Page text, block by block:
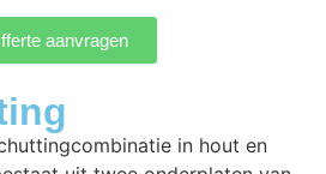
aanvragen
in hout en